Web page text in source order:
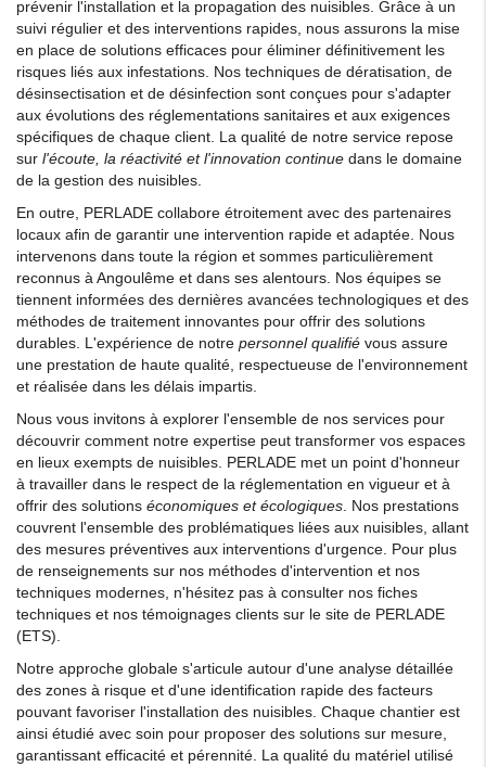
prévenir l'installation et la propagation des nuisibles. Grâce à un
suivi régulier et des interventions rapides, nous assurons la mise
en place de solutions efficaces pour éliminer définitivement les
risques liés aux infestations. Nos techniques de dératisation, de
désinsectisation et de désinfection sont conçues pour s'adapter
aux évolutions des réglementations sanitaires et aux exigences
spécifiques de chaque client. La qualité de notre service repose
sur l'écoute, la réactivité et l'innovation continue dans le domaine
de la gestion des nuisibles.
En outre, PERLADE collabore étroitement avec des partenaires
locaux afin de garantir une intervention rapide et adaptée. Nous
intervenons dans toute la région et sommes particulièrement
reconnus à Angoulême et dans ses alentours. Nos équipes se
tiennent informées des dernières avancées technologiques et des
méthodes de traitement innovantes pour offrir des solutions
durables. L'expérience de notre personnel qualifié vous assure
une prestation de haute qualité, respectueuse de l'environnement
et réalisée dans les délais impartis.
Nous vous invitons à explorer l'ensemble de nos services pour
découvrir comment notre expertise peut transformer vos espaces
en lieux exempts de nuisibles. PERLADE met un point d'honneur
à travailler dans le respect de la réglementation en vigueur et à
offrir des solutions économiques et écologiques. Nos prestations
couvrent l'ensemble des problématiques liées aux nuisibles, allant
des mesures préventives aux interventions d'urgence. Pour plus
de renseignements sur nos méthodes d'intervention et nos
techniques modernes, n'hésitez pas à consulter nos fiches
techniques et nos témoignages clients sur le site de PERLADE
(ETS).
Notre approche globale s'articule autour d'une analyse détaillée
des zones à risque et d'une identification rapide des facteurs
pouvant favoriser l'installation des nuisibles. Chaque chantier est
ainsi étudié avec soin pour proposer des solutions sur mesure,
garantissant efficacité et pérennité. La qualité du matériel utilisé